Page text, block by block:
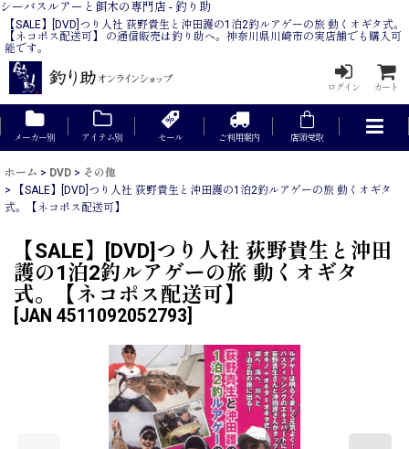
シーバスルアーと餌木の専門店 - 釣り助
【SALE】[DVD]つり人社 荻野貴生と沖田護の1泊2釣ルアゲーの旅 動くオギタ式。
【ネコポス配送可】 の通信販売は釣り助へ。神奈川県川崎市の実店舗でも購入可
能です。
ログイン カート
メーカー別 アイテム別 セール ご利用案内 店頭受取
ホーム > DVD > その他
>
【SALE】[DVD]つり人社 荻野貴生と沖田護の1泊2釣ルアゲーの旅 動くオギタ
式。【ネコポス配送可】
【SALE】[DVD]つり人社 荻野貴生と沖田
護の1泊2釣ルアゲーの旅 動くオギタ
式。【ネコポス配送可】
JAN 4511092052793